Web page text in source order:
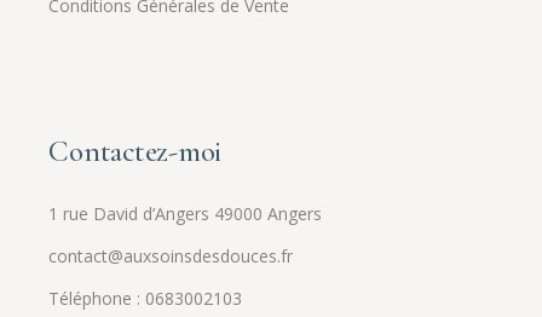
Conditions Générales de Vente
Contactez-moi
1 rue David d’Angers 49000 Angers
contact@auxsoinsdesdouces.fr
Téléphone : 0683002103